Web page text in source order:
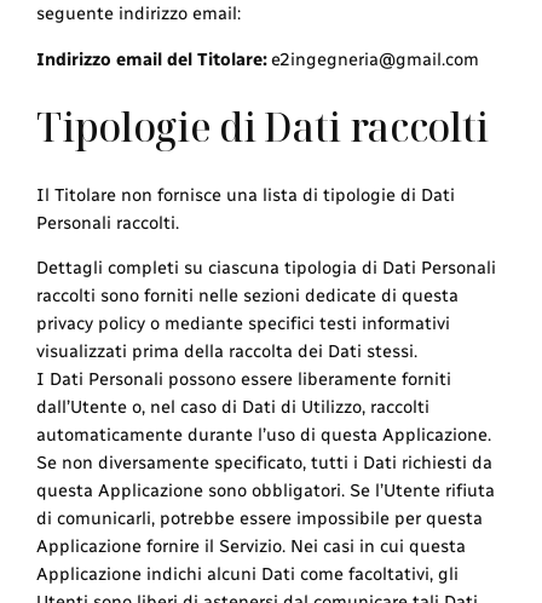
seguente indirizzo email:
Indirizzo email del Titolare:e2ingegneria@gmail.com
Tipologie di Dati raccolti
Il Titolare non fornisce una lista di tipologie di Dati
Personali raccolti.
Dettagli completi su ciascuna tipologia di Dati Personali
raccolti sono forniti nelle sezioni dedicate di questa
privacy policy o mediante specifici testi informativi
visualizzati prima della raccolta dei Dati stessi.
I Dati Personali possono essere liberamente forniti
dall’Utente o, nel caso di Dati di Utilizzo, raccolti
automaticamente durante l’uso di questa Applicazione.
Se non diversamente specificato, tutti i Dati richiesti da
questa Applicazione sono obbligatori. Se l’Utente rifiuta
di comunicarli, potrebbe essere impossibile per questa
Applicazione fornire il Servizio. Nei casi in cui questa
Applicazione indichi alcuni Dati come facoltativi, gli